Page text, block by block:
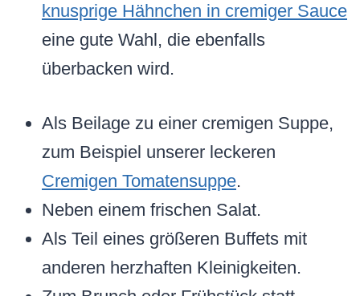
knusprige Hähnchen in cremiger Sauce
eine gute Wahl, die ebenfalls
überbacken wird.
Als Beilage zu einer cremigen Suppe,
zum Beispiel unserer leckeren
Cremigen Tomatensuppe.
Neben einem frischen Salat.
Als Teil eines größeren Buffets mit
anderen herzhaften Kleinigkeiten.